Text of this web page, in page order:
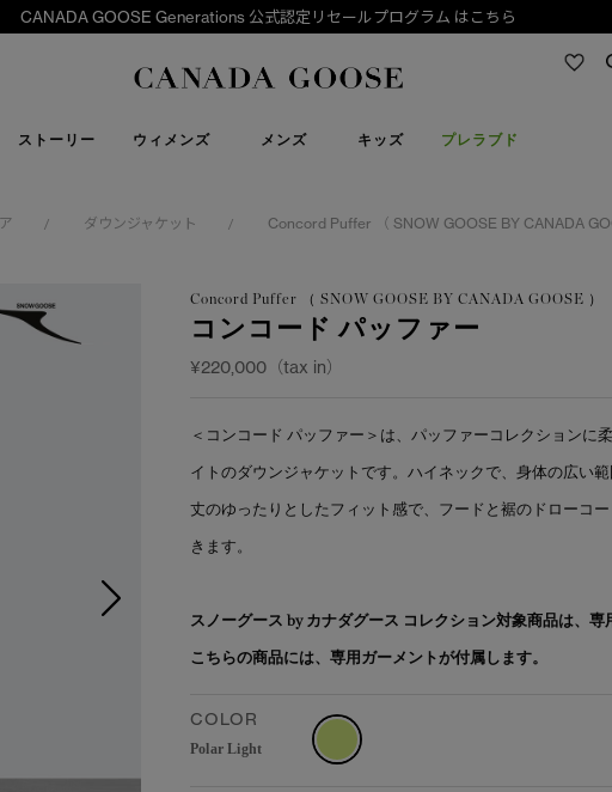
CANADA GOOSE Generations 公式認定リセールプログラム はこちら
Canada Goose
ストーリー ウィメンズ メンズ キッズ プレラブド
下取り申請
/ ダウンジャケット / Concord Puffer （ SNOW GOOSE BY CANADA
Concord Puffer （ SNOW GOOSE BY CANADA GOOSE ）
コンコード パッファー
¥220,000（tax in）
＜コンコード パッファー＞は、パッファーコレクションに
イトのダウンジャケットです。ハイネックで、身体の広い
丈のゆったりとしたフィット感で、フードと裾のドローコ
きます。
スノーグース by カナダグース コレクション対象商品は、専
こちらの商品には、専用ガーメントが付属します。
COLOR
Polar Light